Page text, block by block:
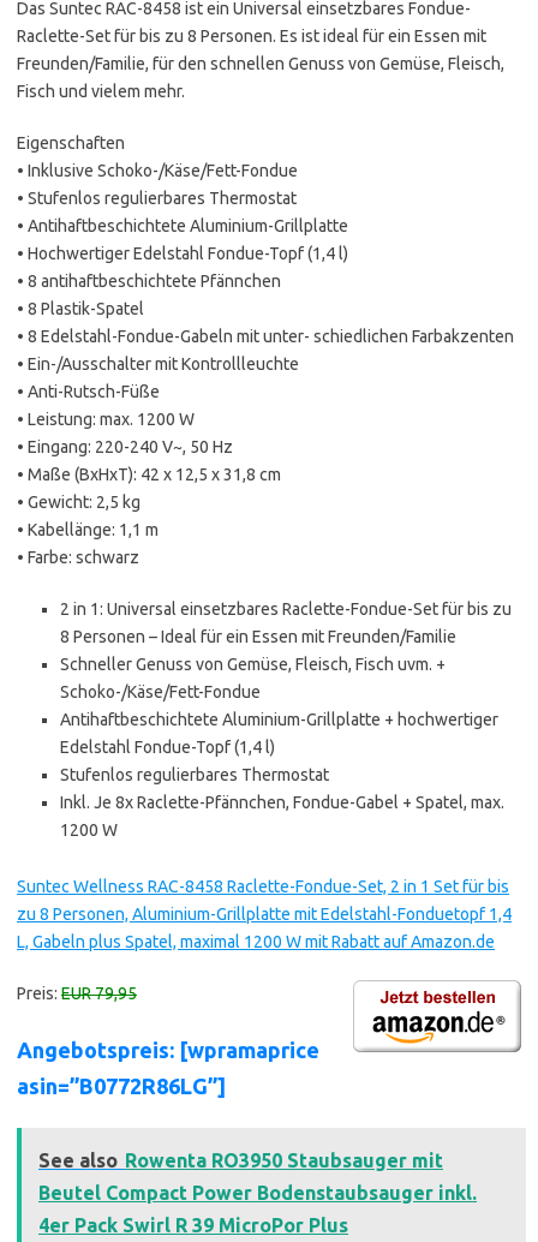
Das Suntec RAC-8458 ist ein Universal einsetzbares Fondue-
Raclette-Set für bis zu 8 Personen. Es ist ideal für ein Essen mit
Freunden/Familie, für den schnellen Genuss von Gemüse, Fleisch,
Fisch und vielem mehr.
Eigenschaften
• Inklusive Schoko-/Käse/Fett-Fondue
• Stufenlos regulierbares Thermostat
• Antihaftbeschichtete Aluminium-Grillplatte
• Hochwertiger Edelstahl Fondue-Topf (1,4 l)
• 8 antihaftbeschichtete Pfännchen
• 8 Plastik-Spatel
• 8 Edelstahl-Fondue-Gabeln mit unter- schiedlichen Farbakzenten
• Ein-/Ausschalter mit Kontrollleuchte
• Anti-Rutsch-Füße
• Leistung: max. 1200 W
• Eingang: 220-240 V~, 50 Hz
• Maße (BxHxT): 42 x 12,5 x 31,8 cm
• Gewicht: 2,5 kg
• Kabellänge: 1,1 m
• Farbe: schwarz
2 in 1: Universal einsetzbares Raclette-Fondue-Set für bis zu
8 Personen – Ideal für ein Essen mit Freunden/Familie
Schneller Genuss von Gemüse, Fleisch, Fisch uvm. +
Schoko-/Käse/Fett-Fondue
Antihaftbeschichtete Aluminium-Grillplatte + hochwertiger
Edelstahl Fondue-Topf (1,4 l)
Stufenlos regulierbares Thermostat
Inkl. Je 8x Raclette-Pfännchen, Fondue-Gabel + Spatel, max.
1200 W
Suntec Wellness RAC-8458 Raclette-Fondue-Set, 2 in 1 Set für bis
zu 8 Personen, Aluminium-Grillplatte mit Edelstahl-Fonduetopf 1,4
L, Gabeln plus Spatel, maximal 1200 W mit Rabatt auf Amazon.de
Preis: EUR 79,95
Angebotspreis: [wpramaprice
asin=”B0772R86LG”]
See also Rowenta RO3950 Staubsauger mit
Beutel Compact Power Bodenstaubsauger inkl.
4er Pack Swirl R 39 MicroPor Plus